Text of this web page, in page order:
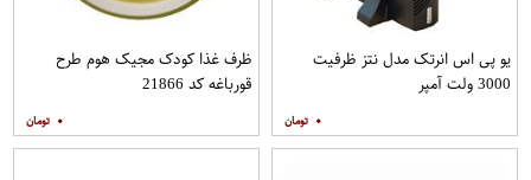
یو پی اس انرتک مدل نتز ظرفیت
3000 ولت آمپر
۰
ظرف غذا کودک مجیک هوم طرح
قورباغه کد 21866
۰